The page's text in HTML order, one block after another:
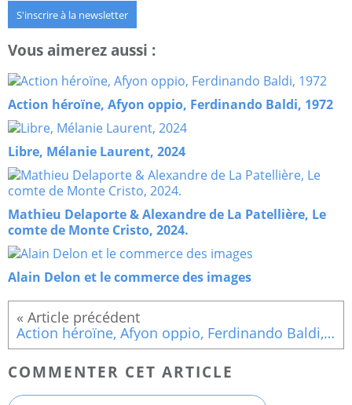
S'inscrire à la newsletter
Vous aimerez aussi :
Action héroïne, Afyon oppio, Ferdinando Baldi, 1972
Libre, Mélanie Laurent, 2024
Mathieu Delaporte & Alexandre de La Patellière, Le
comte de Monte Cristo, 2024.
Alain Delon et le commerce des images
Action héroïne, Afyon oppio, Ferdinando Baldi, 1972
COMMENTER CET ARTICLE